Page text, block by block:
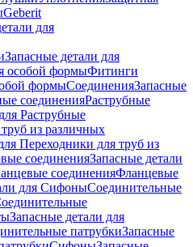
Geberit
для
Запасные детали для
особой формыФитинги
формыСоединенияЗапасные
соединенияРаструбные
Раструбные
из различных
Переходники для труб из
соединенияЗапасные детали
соединенияФланцевые
для СифоныСоединительные
Запасные детали для
патрубкиЗапасные